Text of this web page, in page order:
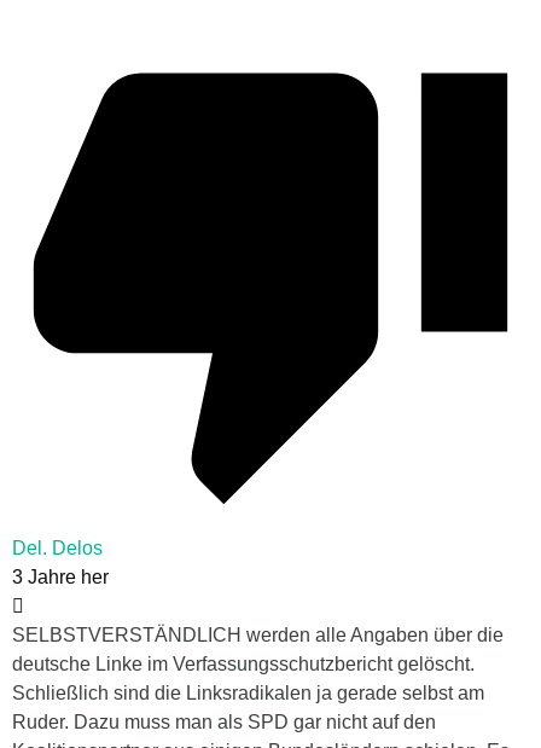
Del. Delos
3 Jahre her
SELBSTVERSTÄNDLICH werden alle Angaben über die
deutsche Linke im Verfassungsschutzbericht gelöscht.
Schließlich sind die Linksradikalen ja gerade selbst am
Ruder. Dazu muss man als SPD gar nicht auf den